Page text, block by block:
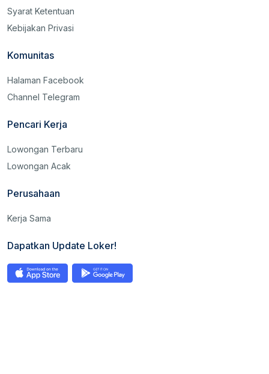
Syarat Ketentuan
Kebijakan Privasi
Komunitas
Halaman Facebook
Channel Telegram
Pencari Kerja
Lowongan Terbaru
Lowongan Acak
Perusahaan
Kerja Sama
Dapatkan Update Loker!